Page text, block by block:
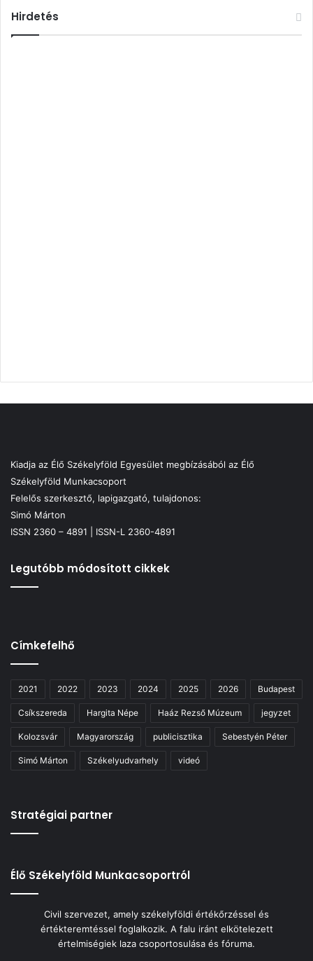
Hirdetés
Kiadja az Élő Székelyföld Egyesület megbízásából az Élő
Székelyföld Munkacsoport
Felelős szerkesztő, lapigazgató, tulajdonos:
Simó Márton
ISSN 2360 – 4891 | ISSN-L 2360-4891
Legutóbb módosított cikkek
Címkefelhő
2021 2022 2023 2024 2025 2026 Budapest
Csíkszereda Hargita Népe Haáz Rezső Múzeum jegyzet
Kolozsvár Magyarország publicisztika Sebestyén Péter
Simó Márton Székelyudvarhely videó
Stratégiai partner
Élő Székelyföld Munkacsoportról
Civil szervezet, amely székelyföldi értékőrzéssel és
értékteremtéssel foglalkozik. A falu iránt elkötelezett
értelmiségiek laza csoportosulása és fóruma.